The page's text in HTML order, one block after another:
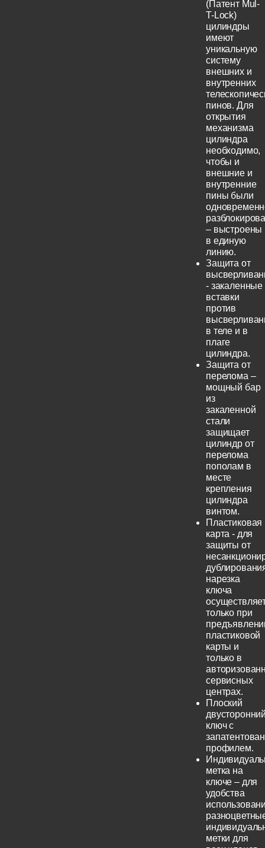
(Патент Mul-
T-Lock)
цилиндры
имеют
уникальную
систему
внешних и
внутренних
пинов. Для
открытия
механизма
цилиндра
необходимо,
чтобы и
внешние и
внутренние
пины были
– выстроены
в единую
линию.
Защита от
- закаленные
вставки
против
в теле и в
плаге
цилиндра.
Защита от
перелома –
мощный бар
из
закаленной
стали
защищает
цилиндр от
перелома
пополам в
месте
крепления
цилиндра
винтом.
Пластиковая
карта - для
защиты от
нарезка
ключа
только при
пластиковой
карты и
только в
сервисных
центрах.
Плоский
ключ с
профилем.
метка на
ключе – для
удобства
метки для